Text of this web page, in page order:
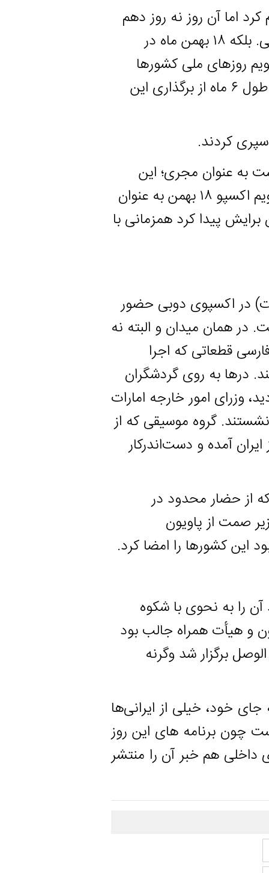
آن روز نه روز دهم
فروردین بود نه ۲۲ بهمن به عنوان روز پیروزی انقلاب اسلامی. بلکه ۱۸ بهمن ماه در
ملی کشورها
ثبت شد تا ایران هم بتواند یکی از ۱۹۲ کشوری باشد که در طول ۶ ماه از برگذاری این
مجری؛ این
رویداد را به اکسپوی جهانی اعلام کرد بنابراین بر اساس تقویم اکسپو ۱۸ بهمن به عنوان
پیدا کرد همزمانی با
دوبی حضور
میدان و البته نه
قطعاتی که اجرا
به روی گردشگران
امور خارجه امارات
گروه موسیقی که از
و دست‌اندرکار
محدود در
از پاویون
کشورها را امضا کرد.
به نحوی با شکوه
همراه جالب بود
شد‌ وگرنه
خیلی از ایرانی‌ها
برنامه های این روز
هم خبر آن را منتشر